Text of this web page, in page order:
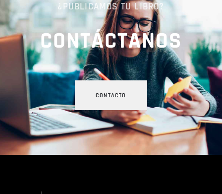
¿PUBLICAMOS TU LIBRO?
CONTÁCTANOS
CONTACTO